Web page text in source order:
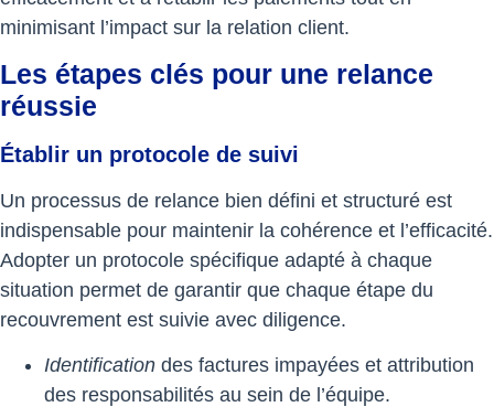
minimisant l’impact sur la relation client.
Les étapes clés pour une relance
réussie
Établir un protocole de suivi
Un processus de relance bien défini et structuré est
indispensable pour maintenir la cohérence et l’efficacité.
Adopter un protocole spécifique adapté à chaque
situation permet de garantir que chaque étape du
recouvrement est suivie avec diligence.
Identification des factures impayées et attribution
des responsabilités au sein de l’équipe.